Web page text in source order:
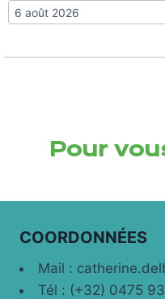
Pour
COORDONNÉES
Mail :
Tél : (+32) 0475